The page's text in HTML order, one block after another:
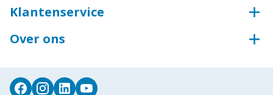
Aluminium
Toegangstechniek
Deursystemen
Sleutelservice
Inloggen ECmanage
Steigerconfigurator
Elektronisch factureren
Klantenservice
Levering & afhalen
Over ons